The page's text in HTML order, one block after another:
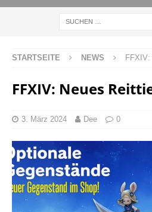
STARTSEITE NEWS
FFXIV: Neues
3. März 2024 Dee 0